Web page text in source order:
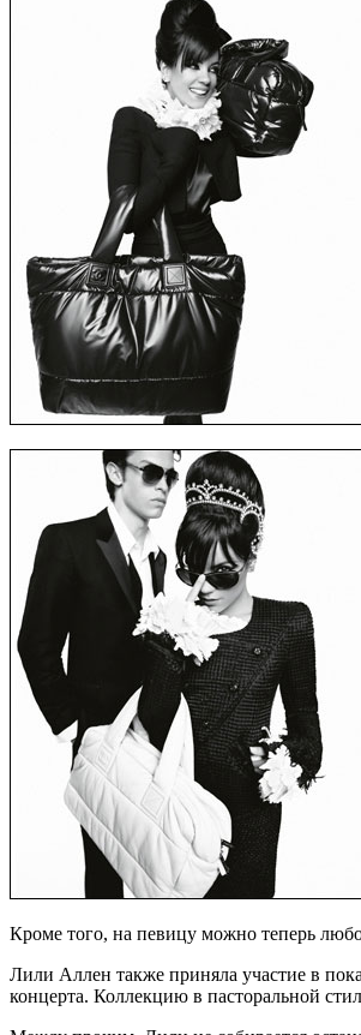
Кроме того, на певицу можно теперь
Лили Аллен также приняла участие в
концерта. Коллекцию в пасторальной